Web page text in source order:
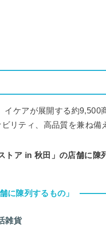
イケアが展開する約
リティ、高品質を兼ね備
トア in 秋田」の店舗に
に陳列するもの」
雑貨